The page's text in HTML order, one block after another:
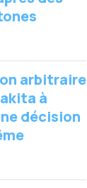
arbitraire
à
décision